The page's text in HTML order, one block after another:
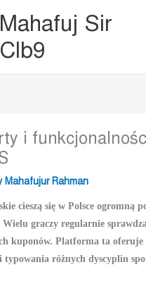
Mahafuj Sir
Clb9
i
Mahafujur Rahman
cieszą się w Polsce ogromną
graczy regularnie
kuponów. Platforma ta oferuje
typowania różnych dyscyplin